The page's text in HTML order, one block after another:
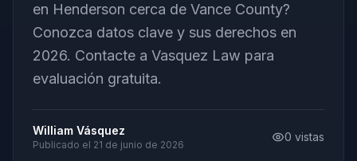
en Henderson cerca de Vance County?
Conozca datos clave y sus derechos en
2026. Contacte a Vasquez Law para
evaluación gratuita.
William Vásquez
Publicado el 21 de junio de 2026
0 vistas